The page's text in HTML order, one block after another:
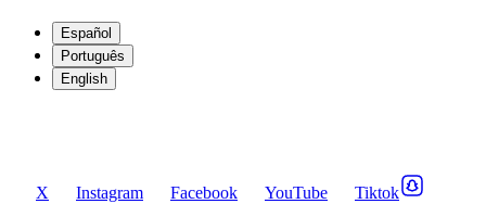
Español
Português
English
X Instagram Facebook YouTube
Tiktok